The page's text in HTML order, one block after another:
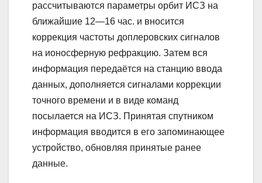
рассчитываются параметры орбит ИСЗ на
ближайшие 12—16 час. и вносится
коррекция частоты доплеровских сигналов
на ионосферную рефракцию. Затем вся
информация передаётся на станцию ввода
данных, дополняется сигналами коррекции
точного времени и в виде команд
посылается на ИСЗ. Принятая спутником
информация вводится в его запоминающее
устройство, обновляя принятые ранее
данные.